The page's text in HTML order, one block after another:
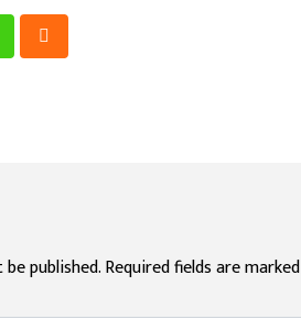
Cloud
published.Required fields are marked